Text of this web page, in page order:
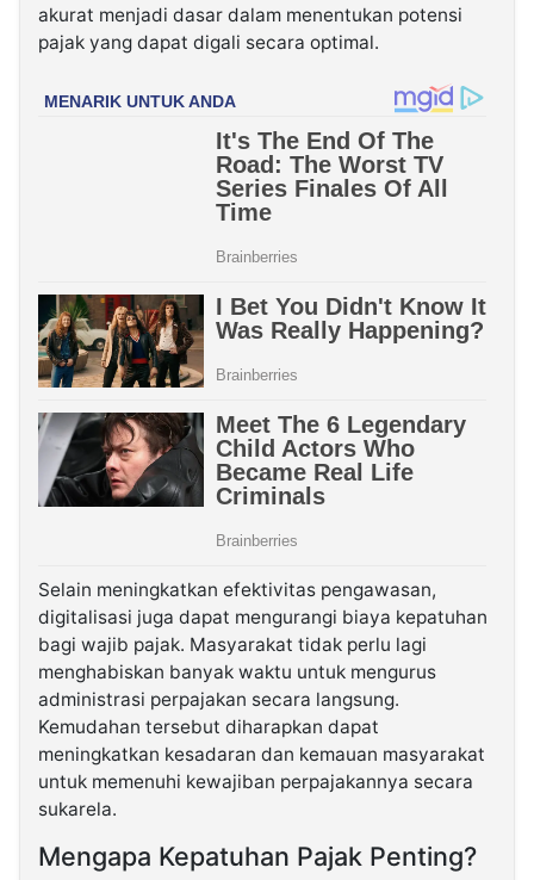
akurat menjadi dasar dalam menentukan potensi
pajak yang dapat digali secara optimal.
Selain meningkatkan efektivitas pengawasan,
digitalisasi juga dapat mengurangi biaya kepatuhan
bagi wajib pajak. Masyarakat tidak perlu lagi
menghabiskan banyak waktu untuk mengurus
administrasi perpajakan secara langsung.
Kemudahan tersebut diharapkan dapat
meningkatkan kesadaran dan kemauan masyarakat
untuk memenuhi kewajiban perpajakannya secara
sukarela.
Mengapa Kepatuhan Pajak Penting?